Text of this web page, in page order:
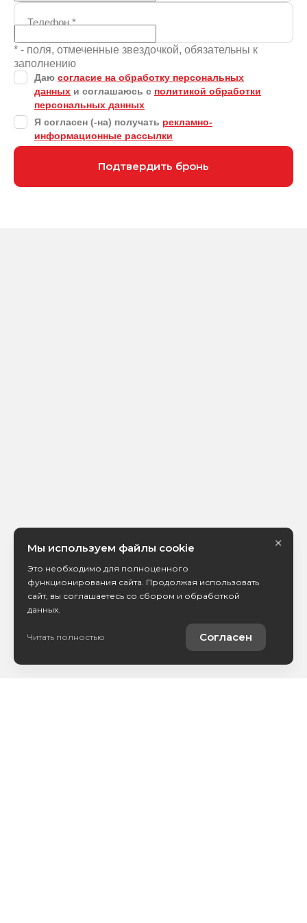
Телефон*
* - поля, отмеченные звездочкой, обязательны к
заполнению
Даю согласие на обработку персональных
данных и соглашаюсь с политикой обработки
персональных данных
Я согласен (-на) получать рекламно-
информационные рассылки
Подтвердить бронь
Мы используем файлы cookie
Это необходимо для полноценного
функционирования сайта. Продолжая использовать
сайт, вы соглашаетесь со сбором и обработкой
данных.
Читать полностью Согласен
×